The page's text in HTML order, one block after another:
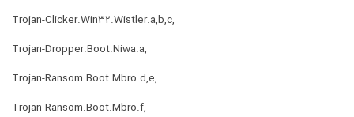
Trojan-Clicker.Win32.Wistler.a,b,c,
Trojan-Dropper.Boot.Niwa.a,
Trojan-Ransom.Boot.Mbro.d,e,
Trojan-Ransom.Boot.Mbro.f,